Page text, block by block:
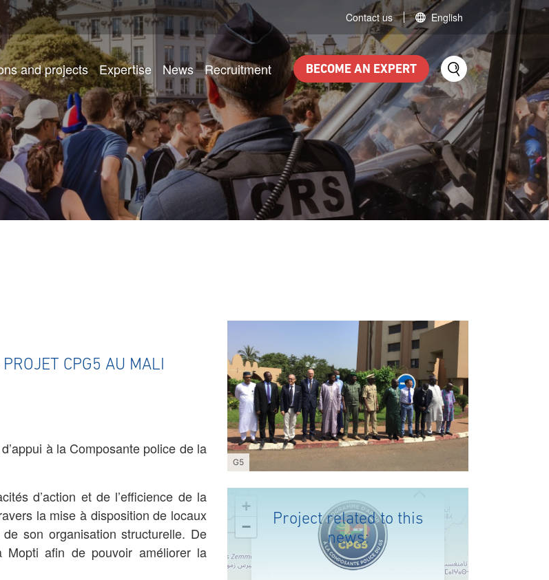
Contact us English
and projects Expertise News Recruitment BECOME AN EXPERT
CPG5 AU MALI
à la Composante police de la
d’action et de l’efficience de la
la mise à disposition de locaux
son organisation structurelle. De
Mopti afin de pouvoir améliorer la
G5
Project related to this
news:
+
−